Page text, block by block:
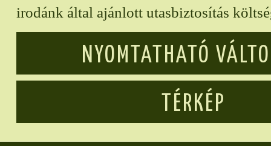
irodánk által ajánlott utasbiztosítás
NYOMTATHATÓ
TÉRKÉP